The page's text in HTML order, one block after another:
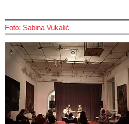
Foto: Sabina Vukalić